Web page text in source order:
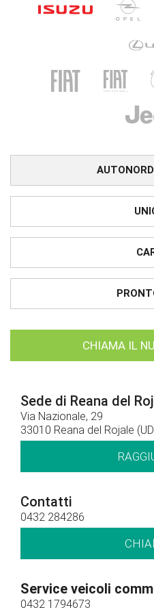
CHIAMA IL
Sede di Reana del
Via Nazionale, 29
33010 Reana del Rojale
Contatti
0432 284286
Service veicoli
0432 1794673